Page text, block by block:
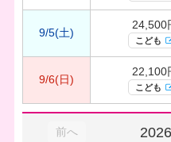
9/5(土)
24,500
こども
9/6(日)
22,100
こども
前へ